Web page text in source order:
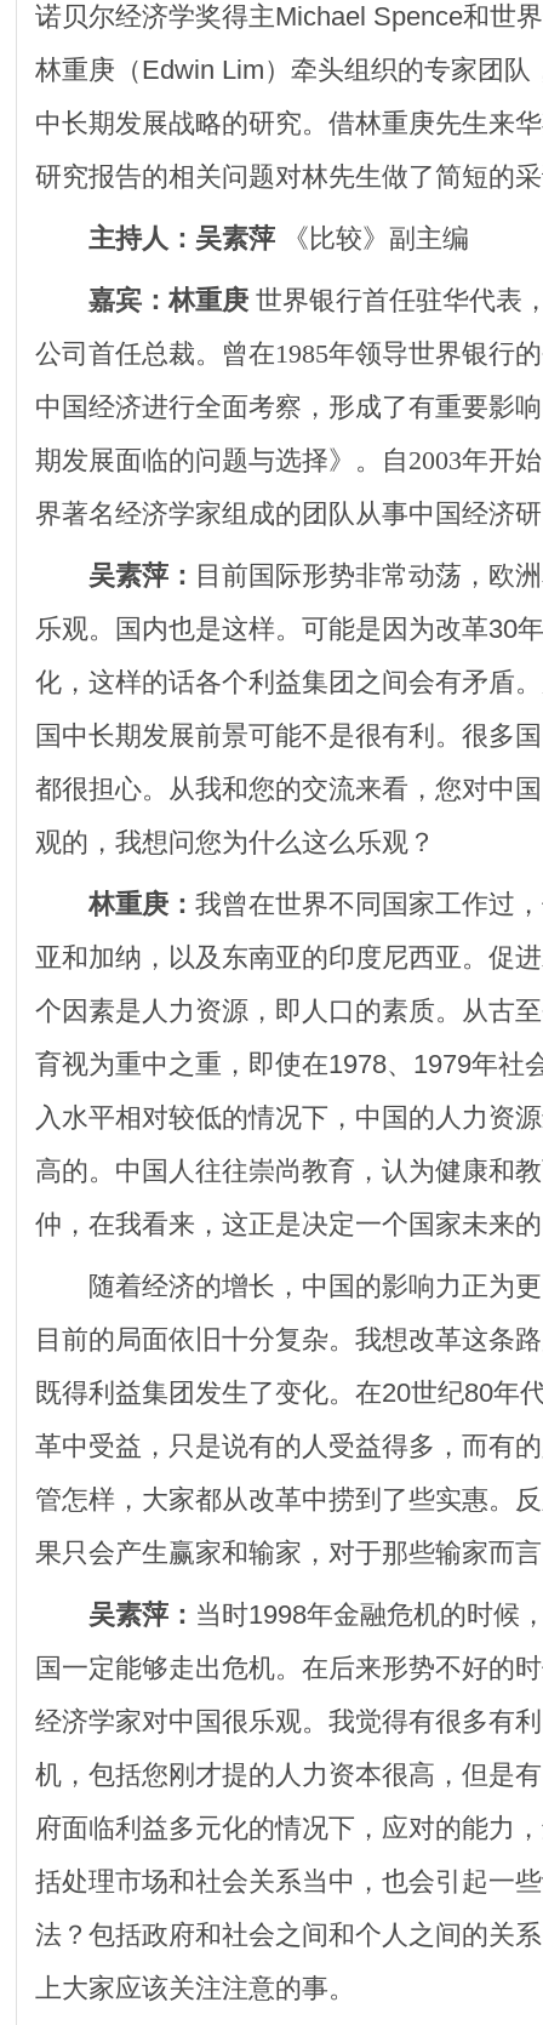
诺贝尔经济学奖得主Michael Spence和世
林重庚（Edwin Lim）牵头组织的专家团队
中长期发展战略的研究。借林重庚先生来
研究报告的相关问题对林先生做了简短的
主持人：吴素萍 《比较》副主编
嘉宾：林重庚 世界银行首任驻华代表
公司首任总裁。曾在1985年领导世界银行
中国经济进行全面考察，形成了有重要影
期发展面临的问题与选择》。自2003年开
界著名经济学家组成的团队从事中国经济
吴素萍： 目前国际形势非常动荡，欧
乐观。国内也是这样。可能是因为改革30
化，这样的话各个利益集团之间会有矛盾
国中长期发展前景可能不是很有利。很多
都很担心。从我和您的交流来看，您对中
观的，我想问您为什么这么乐观？
林重庚： 我曾在世界不同国家工作过
亚和加纳，以及东南亚的印度尼西亚。促
个因素是人力资源，即人口的素质。从古
育视为重中之重，即使在1978、1979年社
入水平相对较低的情况下，中国的人力资
高的。中国人往往崇尚教育，认为健康和
仲，在我看来，这正是决定一个国家未来
随着经济的增长，中国的影响力正为更
目前的局面依旧十分复杂。我想改革这条
既得利益集团发生了变化。在20世纪80年
革中受益，只是说有的人受益得多，而有
管怎样，大家都从改革中捞到了些实惠。
果只会产生赢家和输家，对于那些输家而
吴素萍： 当时1998年金融危机的时候
国一定能够走出危机。在后来形势不好的
经济学家对中国很乐观。我觉得有很多有
机，包括您刚才提的人力资本很高，但是
府面临利益多元化的情况下，应对的能力
括处理市场和社会关系当中，也会引起一
法？包括政府和社会之间和个人之间的关
上大家应该关注注意的事。